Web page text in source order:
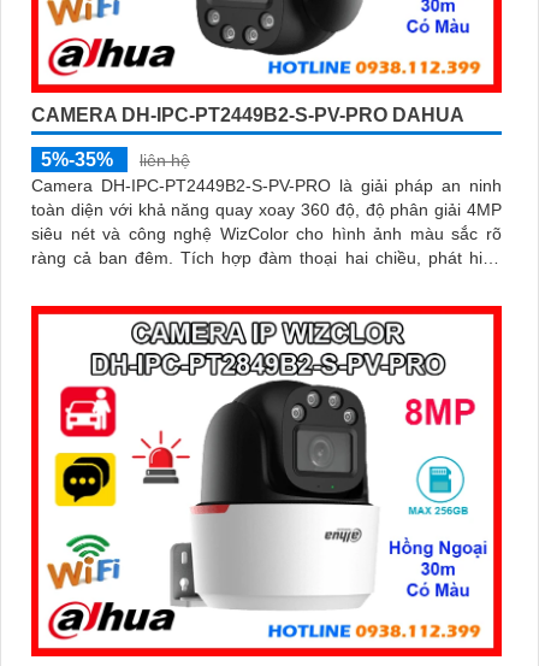
CAMERA DH-IPC-PT2449B2-S-PV-PRO DAHUA
5%-35%
liên hệ
Camera DH-IPC-PT2449B2-S-PV-PRO là giải pháp an ninh
toàn diện với khả năng quay xoay 360 độ, độ phân giải 4MP
siêu nét và công nghệ WizColor cho hình ảnh màu sắc rõ
ràng cả ban đêm. Tích hợp đàm thoại hai chiều, phát hiện
thẻ nhớ lên đến 256GB